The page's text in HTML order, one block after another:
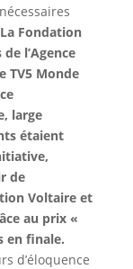
La Fondation
l’Agence
TV5 Monde
large
étaient
de
Voltaire et
au prix «
en finale.
d’éloquence